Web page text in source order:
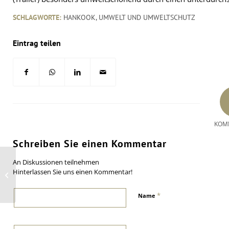
SCHLAGWORTE: HANKOOK, UMWELT UND UMWELTSCHUTZ
Eintrag teilen
Schreiben Sie einen Kommentar
An Diskussionen teilnehmen
Hinterlassen Sie uns einen Kommentar!
Name *
Restrukturierungen in Italien kosten